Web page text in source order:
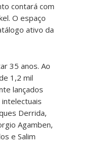
contará com
O espaço
ativo da
35 anos. Ao
1,2 mil
lançados
Derrida,
Agamben,
e Salim